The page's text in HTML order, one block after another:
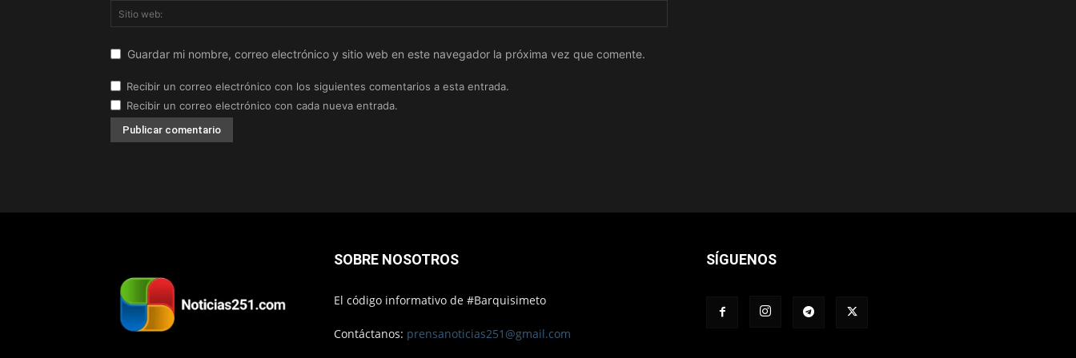
Guardar mi nombre, correo electrónico y sitio web en este navegador la próxima vez que comente.
Recibir un correo electrónico con los siguientes comentarios a esta entrada.
Recibir un correo electrónico con cada nueva entrada.
SOBRE NOSOTROS
El código informativo de #Barquisimeto
Contáctanos: prensanoticias251@gmail.com
SÍGUENOS